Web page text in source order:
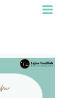
und
Suche
Liste